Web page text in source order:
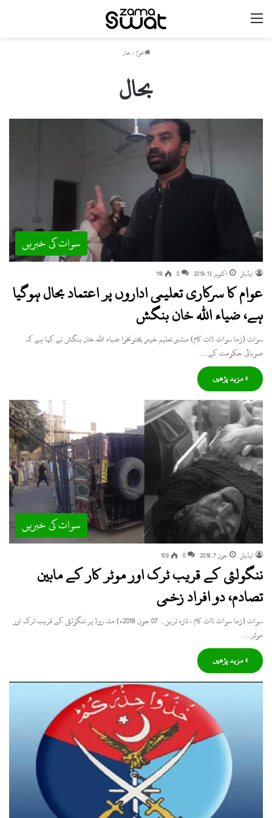
ھوم / بحال
بحال
سوات کی خبریں
ایڈیٹر اکتوبر 13, 2019 0
118
عوام کا سرکاری تعلیمی اداروں پر اعتماد بحال ہوگیا
ہے، ضیاء اللہ خان بنگش
سوات (زما سوات ڈاٹ کام) مشیر تعلیم خیبر پختونخوا ضیاء اللہ خان بنگش نے کہا ہے کہ
صوبائی حکومت کے…
» مزید پڑھیں
سوات کی خبریں
ایڈیٹر جون 7, 2018 0
109
ننگولئی کے قریب ٹرک اور موٹر کار کے مابین
تصادم، دو افراد زخمی
سوات (زما سوات ڈاٹ کام ، تازہ ترین۔ 07 جون 2018ء) مٹہ روڈ پر ننگولئی کے قریب ٹرک اور
موٹر…
» مزید پڑھیں